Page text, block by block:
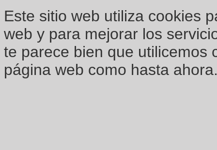
Este sitio web utiliza cookies
web y para mejorar los
te parece bien que utilicemos
página web como hasta